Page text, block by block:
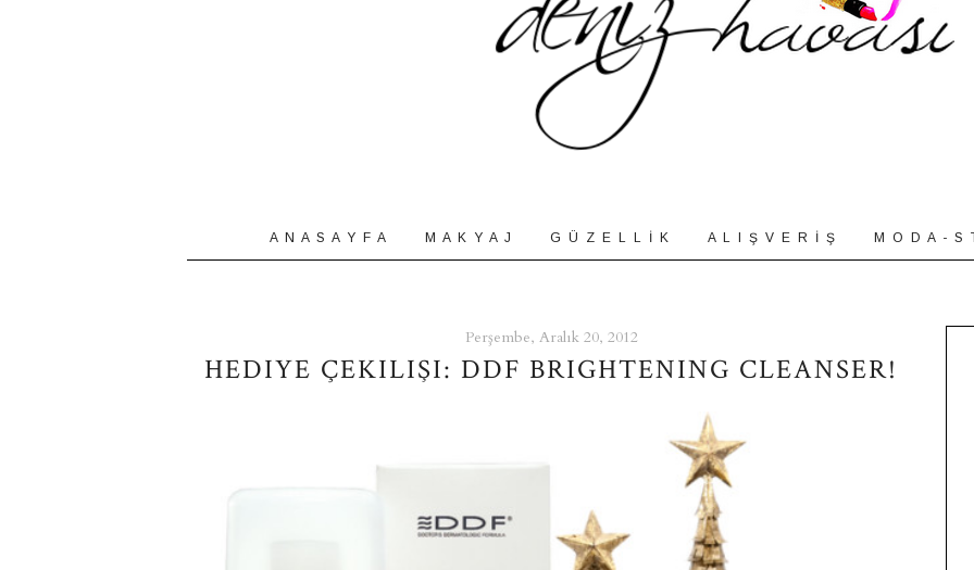
A N A S A Y F A M A K Y A J G Ü Z E L L İ K A L I Ş V E R İ Ş M O D A - S
Perşembe, Aralık 20, 2012
HEDIYE ÇEKILIŞI: DDF BRIGHTENING CLEANSER!